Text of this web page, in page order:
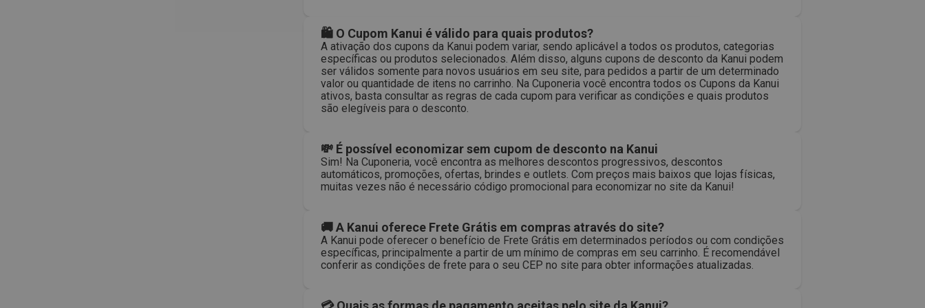
🛍 O Cupom Kanui é válido para quais produtos?
A ativação dos cupons da Kanui podem variar, sendo aplicável a todos os produtos, categorias
específicas ou produtos selecionados. Além disso, alguns cupons de desconto da Kanui podem
ser válidos somente para novos usuários em seu site, para pedidos a partir de um determinado
valor ou quantidade de itens no carrinho. Na Cuponeria você encontra todos os Cupons da Kanui
ativos, basta consultar as regras de cada cupom para verificar as condições e quais produtos
são elegíveis para o desconto.
💸 É possível economizar sem cupom de desconto na Kanui
Sim! Na Cuponeria, você encontra as melhores descontos progressivos, descontos
automáticos, promoções, ofertas, brindes e outlets. Com preços mais baixos que lojas físicas,
muitas vezes não é necessário código promocional para economizar no site da Kanui!
🚚 A Kanui oferece Frete Grátis em compras através do site?
A Kanui pode oferecer o benefício de Frete Grátis em determinados períodos ou com condições
específicas, principalmente a partir de um mínimo de compras em seu carrinho. É recomendável
conferir as condições de frete para o seu CEP no site para obter informações atualizadas.